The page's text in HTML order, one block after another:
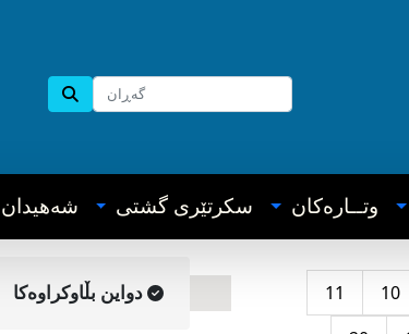
وتــاره‌کان سکرتێری گشتی شه‌هیدان
10
11
دواین بڵاوکراوه‌کا